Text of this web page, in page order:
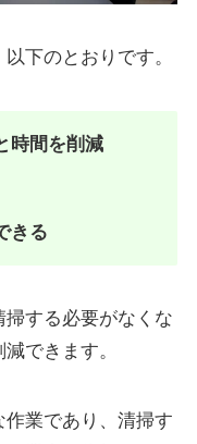
下のとおりです。
時間を削減
きる
する必要がなくな
できます。
業であり、清掃す